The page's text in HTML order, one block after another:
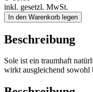
inkl. gesetzl. MwSt.
In den Warenkorb legen
Beschreibung
Sole ist ein traumhaft
wirkt ausgleichend sowohl